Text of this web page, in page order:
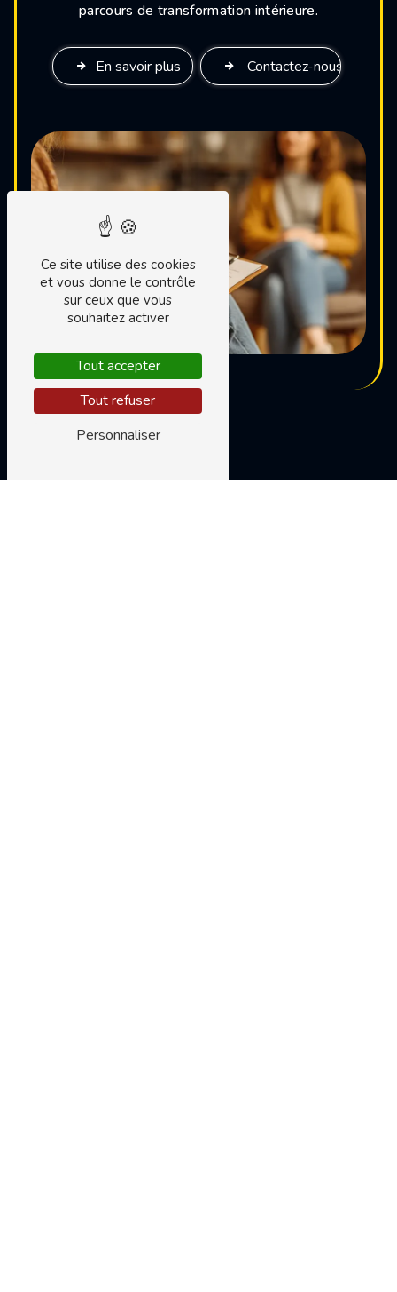
parcours de transformation intérieure.
En savoir plus Contactez-nous
Ce site utilise des cookies
et vous donne le contrôle
sur ceux que vous
souhaitez activer
Tout accepter
Tout refuser
Personnaliser